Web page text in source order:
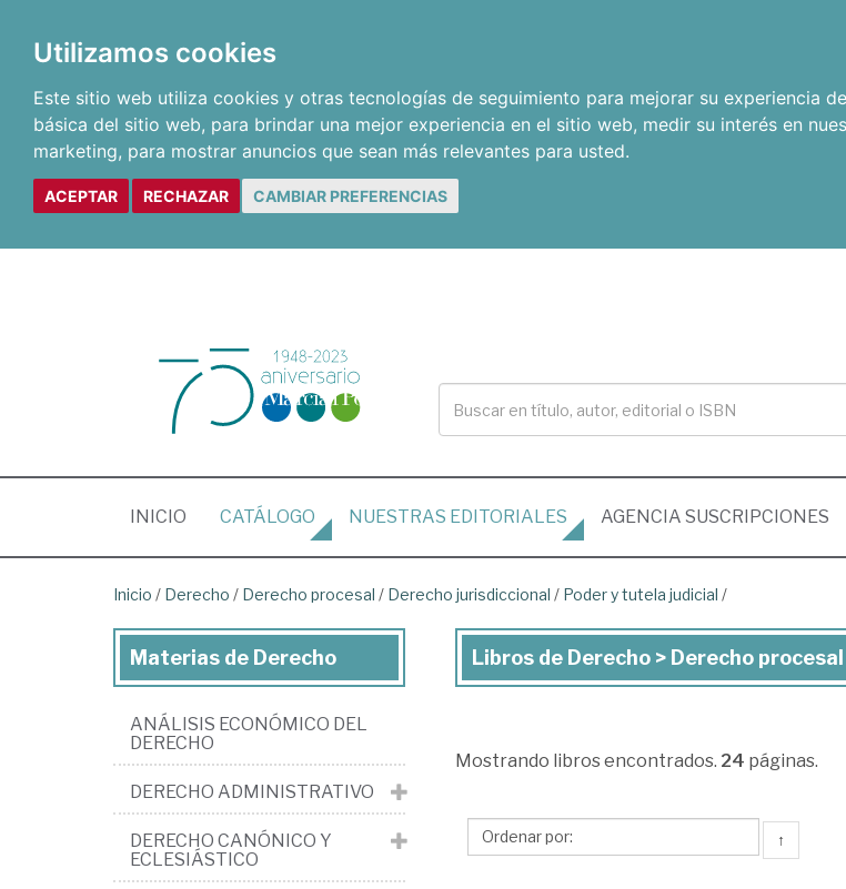
Utilizamos cookies
Este sitio web utiliza cookies y otras tecnologías de seguimiento para mejorar su experiencia
básica del sitio web, para brindar una mejor experiencia en el sitio web, medir su interés en
marketing, para mostrar anuncios que sean más relevantes para usted.
ACEPTAR RECHAZAR CAMBIAR PREFERENCIAS
INICIO (CURRENT)
CATÁLOGO NUESTRAS EDITORIALES AGENCIA SUSCRIPCIONES
Inicio / Derecho / Derecho procesal / Derecho jurisdiccional / Poder y tutela judicial /
Libros
>
procesal
Libros de Derecho > Derecho
Mostrando libros encontrados. 24 páginas.
↑
Materias de Derecho
ANÁLISIS ECONÓMICO DEL
DERECHO
DERECHO ADMINISTRATIVO
DERECHO CANÓNICO Y
ECLESIÁSTICO